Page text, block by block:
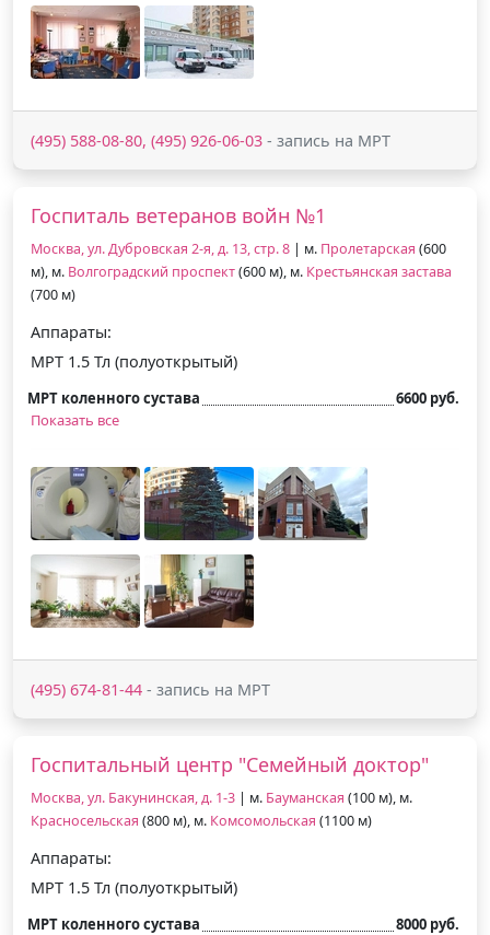
(495) 588-08-80, (495) 926-06-03 - запись на МРТ
Госпиталь ветеранов войн №1
Москва, ул. Дубровская 2-я, д. 13, стр. 8 | м. Пролетарская (600
м), м. Волгоградский проспект(600 м), м. Крестьянская застава
(700 м)
Аппараты:
МРТ 1.5 Тл (полуоткрытый)
МРТ коленного сустава
6600 руб.
Показать все
(495) 674-81-44 - запись на МРТ
Госпитальный центр "Семейный доктор"
Москва, ул. Бакунинская, д. 1-3 | м. Бауманская (100 м), м.
Красносельская (800 м), м. Комсомольская (1100 м)
Аппараты:
МРТ 1.5 Тл (полуоткрытый)
МРТ коленного сустава 8000 руб.